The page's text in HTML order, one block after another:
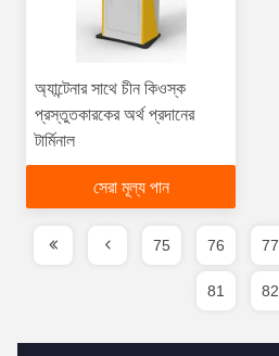
অ্যান্টেনার সাথে চীন কিওস্ক
প্রস্তুতকারকের অর্থ প্রদানের
টার্মিনাল
সেরা মূল্য পান
75 76 77
81 82